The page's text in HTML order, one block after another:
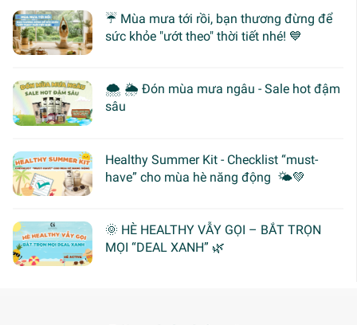
☔ Mùa mưa tới rồi, bạn thương đừng để
sức khỏe "ướt theo" thời tiết nhé! 💙
🌨 🌦 Đón mùa mưa ngâu - Sale hot đậm
sâu
Healthy Summer Kit - Checklist “must-
have” cho mùa hè năng động 🌤️💚
🌞 HÈ HEALTHY VẪY GỌI – BẮT TRỌN
MỌI “DEAL XANH” 🌿